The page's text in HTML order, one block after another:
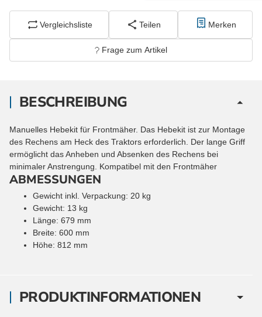
Vergleichsliste Teilen Merken
Frage zum Artikel
PRODUKTINFORMATIONEN
BESCHREIBUNG
Manuelles Hebekit für Frontmäher. Das Hebekit ist zur Montage
des Rechens am Heck des Traktors erforderlich. Der lange Griff
ermöglicht das Anheben und Absenken des Rechens bei
minimaler Anstrengung. Kompatibel mit den Frontmäher
ABMESSUNGEN
Gewicht inkl. Verpackung: 20 kg
Gewicht: 13 kg
Länge: 679 mm
Breite: 600 mm
Höhe: 812 mm